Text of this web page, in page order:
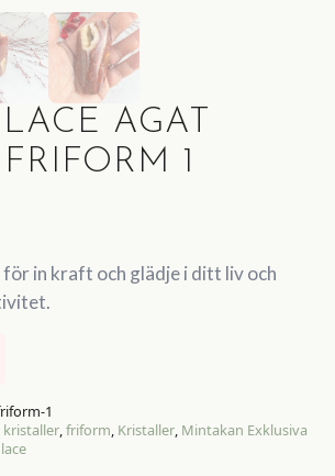
AGAT
1
för in kraft och glädje i ditt liv och
1
kristaller,friform, Kristaller, Mintakan Exklusiva